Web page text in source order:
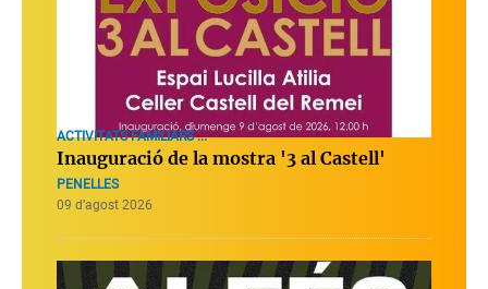
ACTIVITATS FAMILIARS ...
Inauguració de la mostra '3 al Castell'
PENELLES
09 d’agost 2026